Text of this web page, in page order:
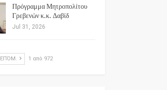
Πρόγραμμα Μητροπολίτου
Γρεβενών κ.κ. Δαβίδ
Jul 31, 2026
ΕΠΌΜ. 1 από 972